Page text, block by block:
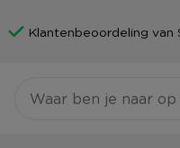
Klantenbeoordeling van